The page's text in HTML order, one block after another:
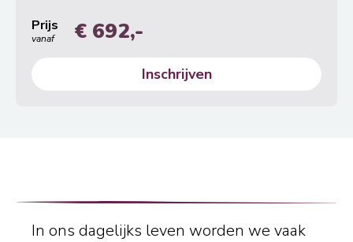
Prijs
vanaf € 692,-
Inschrijven
In ons dagelijks leven worden we vaak